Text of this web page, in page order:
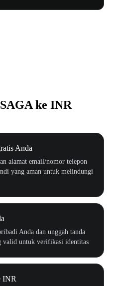
ke INR
Anda
alamat email/nomor telepon
yang aman untuk melindungi
Anda dan unggah tanda
valid untuk verifikasi identitas
INR